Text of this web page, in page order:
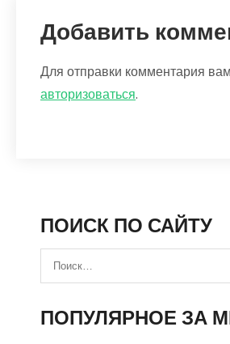
Добавить
Для отправки комментария
авторизоваться.
ПОИСК ПО САЙТУ
ПОПУЛЯРНОЕ ЗА